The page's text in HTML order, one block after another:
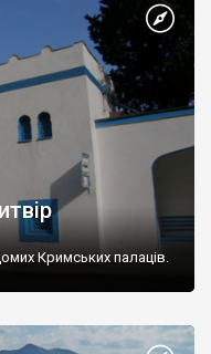
Кримських палаців.